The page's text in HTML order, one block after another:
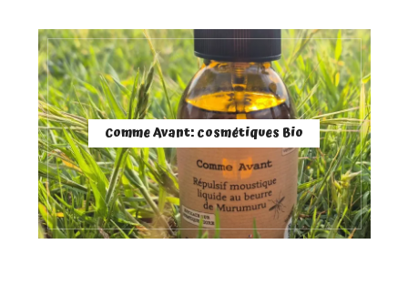
Comme Avant: cosmétiques Bio